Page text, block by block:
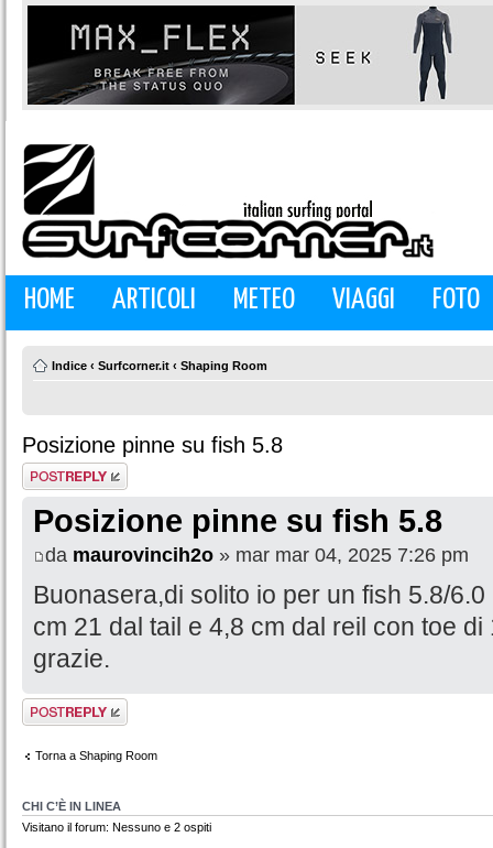
HOME ARTICOLI METEO VIAGGI FOTO
Indice ‹ Surfcorner.it ‹ Shaping Room
Posizione pinne su fish 5.8
Rispondi al
messaggio
Posizione pinne su fish 5.8
da maurovincih2o » mar mar 04, 2025 7:26 pm
Buonasera,di solito io per un fish 5.8/
cm 21 dal tail e 4,8 cm dal reil con toe
grazie.
Rispondi al
messaggio
Torna a Shaping Room
CHI C’È IN LINEA
Visitano il forum: Nessuno e 2 ospiti